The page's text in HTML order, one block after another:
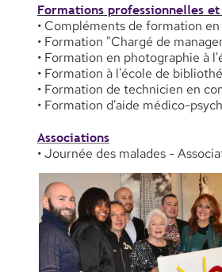
Formations professionnelles
• Compléments de formation
• Formation "Chargé de
• Formation en photographie à
• Formation à l'école de
• Formation de technicien en
• Formation d'aide médico-
Associations
• Journée des malades -